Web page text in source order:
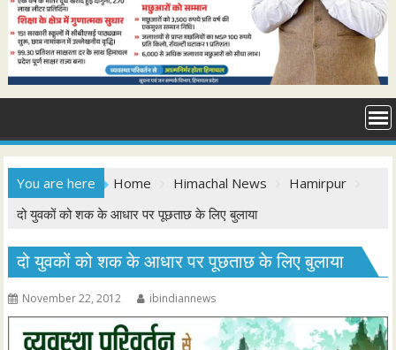
You are here Home Himachal News
Hamirpur
दो युवकों को शक के आधार पर पूछताछ के लिए बुलाया
दो युवकों को शक के आधार पर पूछताछ के लिए बुलाया
November 22, 2012 ibindiannews